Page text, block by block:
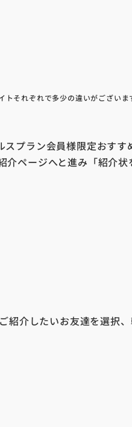
トそれぞれで多少の違いがござい
プラン会員様限定おす
介ページへと進み「紹介
紹介したいお友達を選択